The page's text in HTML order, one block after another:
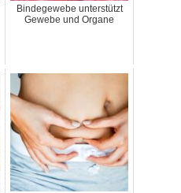
Bindegewebe unterstützt
Gewebe und Organe